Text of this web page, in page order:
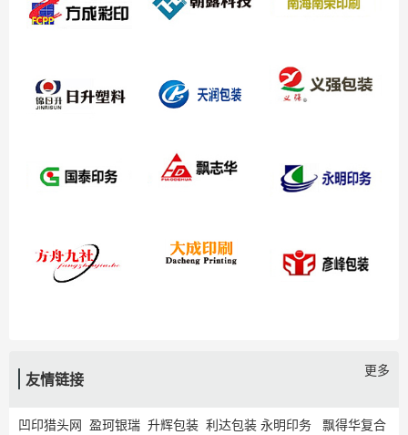
友情链接 更多
凹印猎头网 盈珂银瑞 升辉包装 利达包装 永明印务 飘得华复合